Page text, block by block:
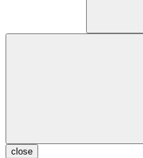
close